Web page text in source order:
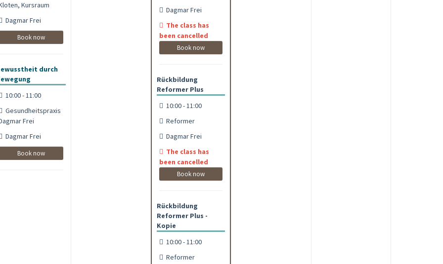
Kursraum
Dagmar Frei
Book now
durch
10:00 - 11:00
Gesundheitspraxis
Frei
Dagmar Frei
Book now
Dagmar Frei
The class has
been cancelled
Book now
Rückbildung
Reformer Plus
10:00 - 11:00
Reformer
Dagmar Frei
The class has
been cancelled
Book now
Rückbildung
Reformer Plus -
Kopie
10:00 - 11:00
Reformer